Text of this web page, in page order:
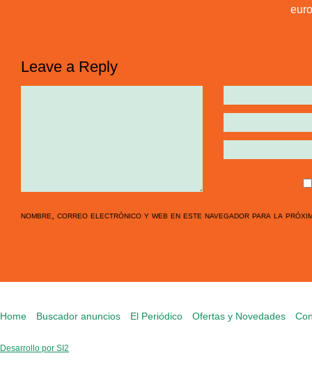
Leave a Reply
nombre, correo electrónico y web en este navegador para la
Home Buscador anuncios El Periódico Ofertas y Novedades
Desarrollo por SI2